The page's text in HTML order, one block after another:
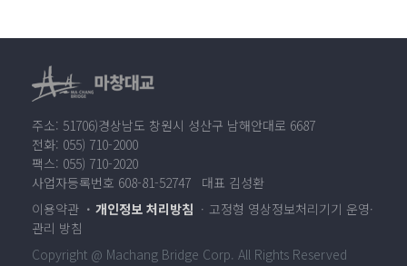
주소: 51706)경상남도 창원시 성산구 남해안대로 6687
전화: 055) 710-2000
팩스: 055) 710-2020
사업자등록번호 608-81-52747 대표 김성환
이용약관
개인정보 처리방침
고정형 영상정보처리기기 운영·
관리 방침
Copyright @ Machang Bridge Corp. All Rights Reserved